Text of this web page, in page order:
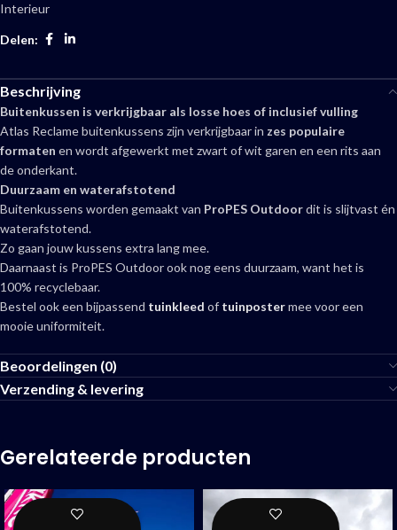
Interieur
Delen:
Beschrijving
Buitenkussen is verkrijgbaar als losse hoes of inclusief vulling
Atlas Reclame buitenkussens zijn verkrijgbaar in zes populaire
formaten en wordt afgewerkt met zwart of wit garen en een rits aan
de onderkant.
Duurzaam en waterafstotend
Buitenkussens worden gemaakt van ProPES Outdoordit is slijtvast én
waterafstotend.
Zo gaan jouw kussens extra lang mee.
Daarnaast is ProPES Outdoor ook nog eens duurzaam, want het is
100% recyclebaar.
Bestel ook een bijpassend tuinkleed of tuinpostermee voor een
mooie uniformiteit.
Beoordelingen (0)
Verzending & levering
Gerelateerde producten